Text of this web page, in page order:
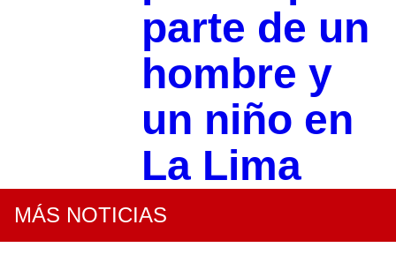
parte de un
hombre y
un niño en
La Lima
MÁS NOTICIAS